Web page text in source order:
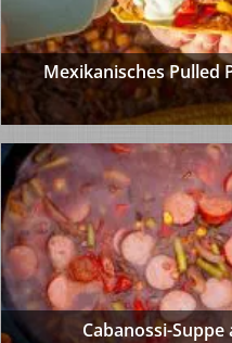
Mexikanisches Pulled
Cabanossi-